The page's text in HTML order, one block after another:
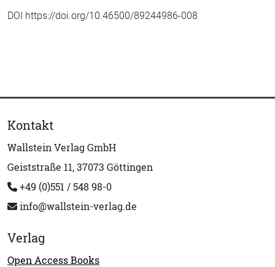
DOI https://doi.org/10.46500/89244986-008
Kontakt
Wallstein Verlag GmbH
Geiststraße 11, 37073 Göttingen
+49 (0)551 / 548 98-0
info@wallstein-verlag.de
Verlag
Open Access Books